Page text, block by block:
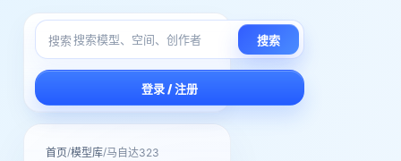
搜索 搜索
登录 / 注册
首页/模型库/马自达323